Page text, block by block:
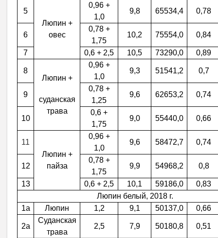
5
Люпин +
овес
0,96 +
1,0
9,8 65534,4 0,78
6
0,78 +
1,75
10,2 75554,0 0,84
7 0,6 + 2,5 10,5 73290,0 0,89
8
Люпин +
суданская
трава
0,96 +
1,0
9,3 51541,2 0,7
9
0,78 +
1,25
9,6 62653,2 0,74
10
0,6 +
1,75
9,0 55440,0 0,66
11
Люпин +
пайза
0,96 +
1,0
9,6 58472,7 0,74
12
0,78 +
1,75
9,9 54968,2 0,8
13 0,6 + 2,5 10,1 59186,0
0,83
Люпин белый, 2018 г.
1а
Люпин 1,2 9,1 50137,0 0,66
2а
Суданская
трава
2,5 7,9 50180,8 0,51